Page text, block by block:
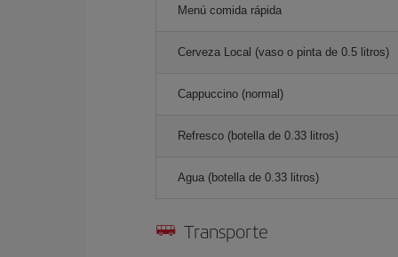
Menú comida rápida
Cerveza Local (vaso o pinta de 0.5 litros)
Cappuccino (normal)
Refresco (botella de 0.33 litros)
Agua (botella de 0.33 litros)
Transporte